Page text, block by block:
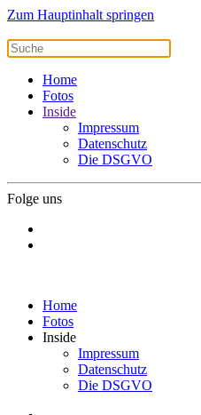
Zum Hauptinhalt springen
Home
Fotos
Inside
Impressum
Datenschutz
Die DSGVO
Folge uns
Home
Fotos
Inside
Impressum
Datenschutz
Die DSGVO